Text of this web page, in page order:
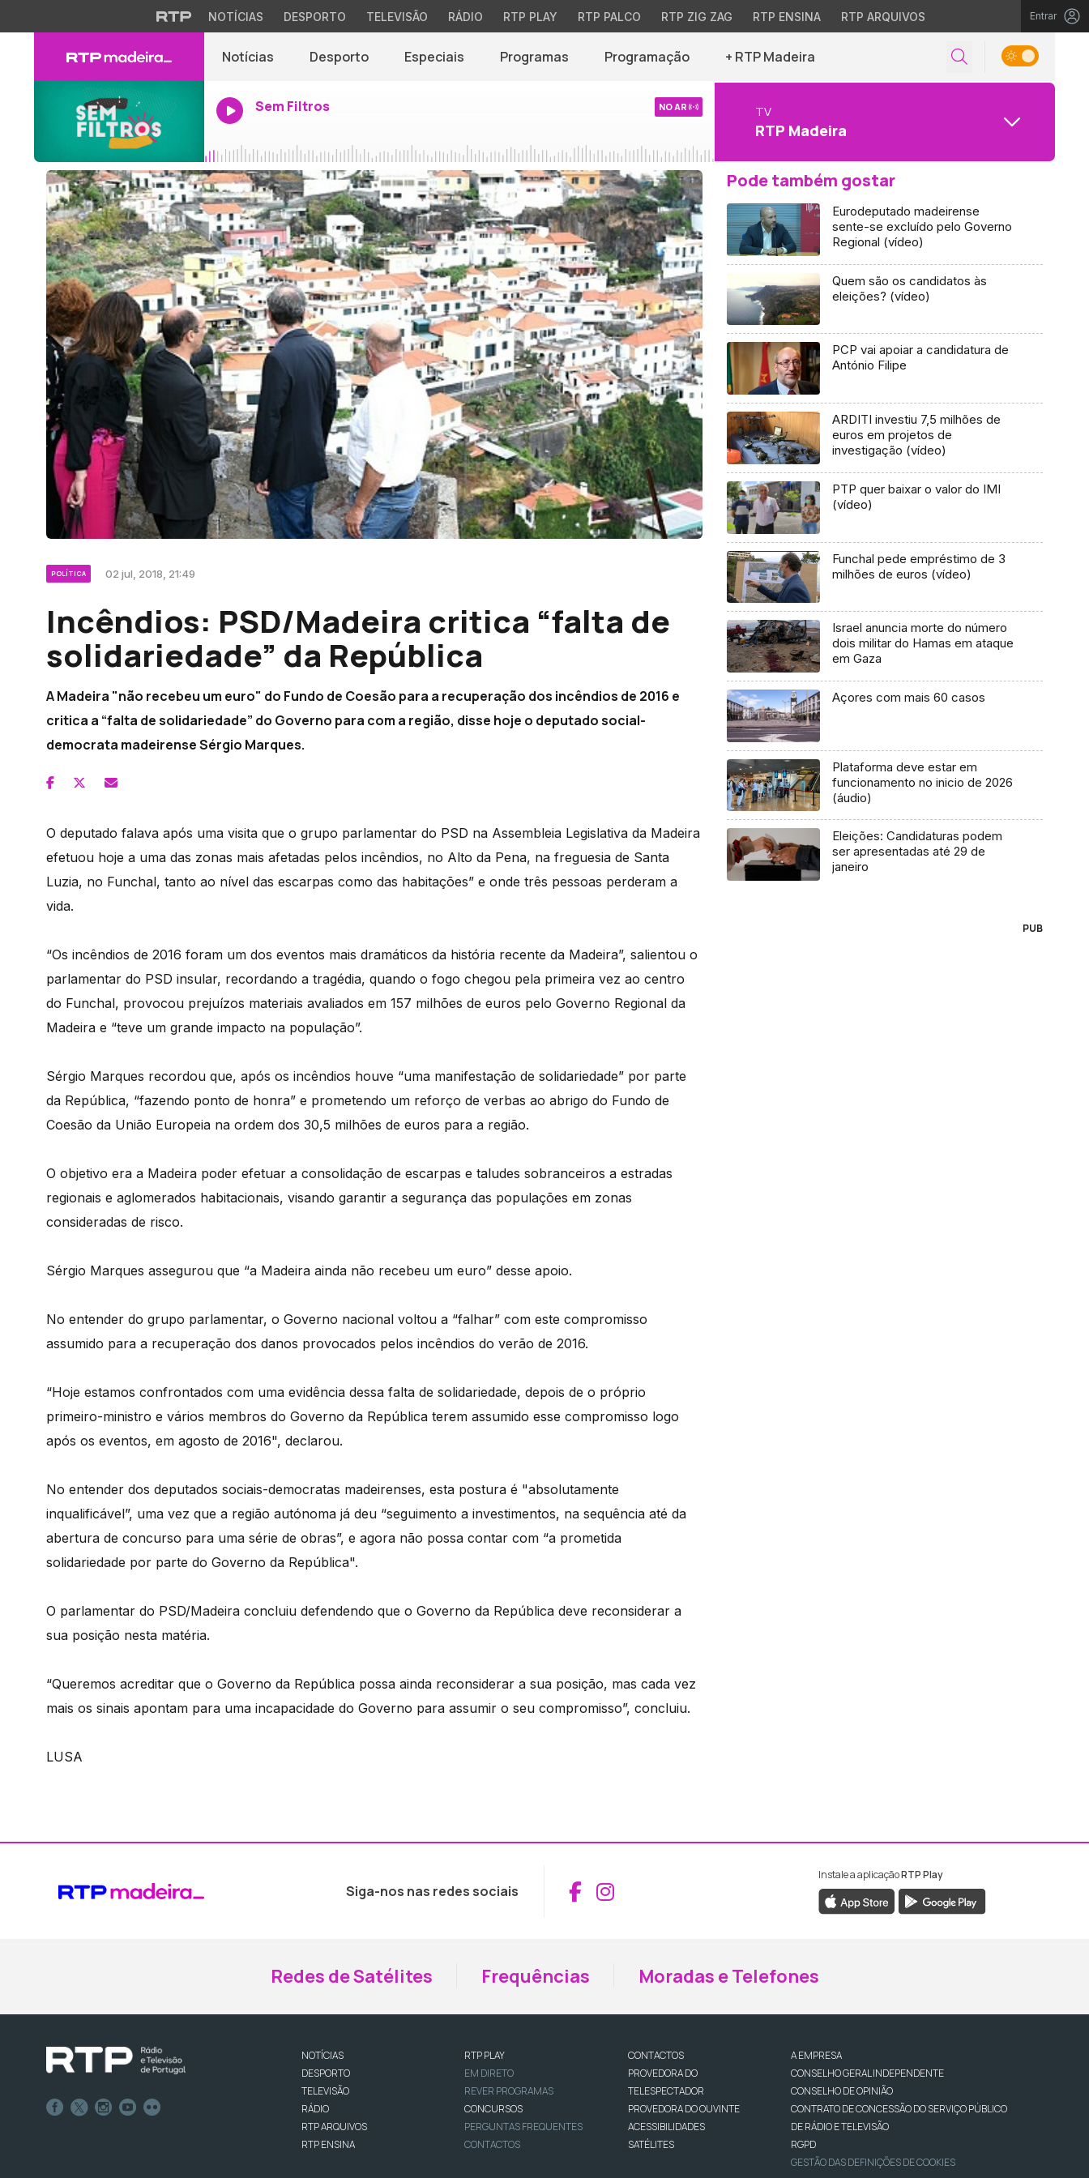
NOTÍCIAS DESPORTO TELEVISÃO RÁDIO RTP PLAY RTP PALCO RTP ZIG ZAG RTP ENSINA RTP ARQUIVOS Entrar
Notícias Desporto Especiais Programas Programação + RTP Madeira
Sem Filtros NO AR TV
RTP Madeira
POLÍTICA 02 jul, 2018, 21:49
Incêndios: PSD/Madeira critica “falta de
solidariedade” da República
A Madeira "não recebeu um euro" do Fundo de Coesão para a recuperação dos incêndios de 2016 e
critica a “falta de solidariedade” do Governo para com a região, disse hoje o deputado social-
democrata madeirense Sérgio Marques.
O deputado falava após uma visita que o grupo parlamentar do PSD na Assembleia Legislativa da Madeira
efetuou hoje a uma das zonas mais afetadas pelos incêndios, no Alto da Pena, na freguesia de Santa
Luzia, no Funchal, tanto ao nível das escarpas como das habitações” e onde três pessoas perderam a
vida.
“Os incêndios de 2016 foram um dos eventos mais dramáticos da história recente da Madeira”, salientou o
parlamentar do PSD insular, recordando a tragédia, quando o fogo chegou pela primeira vez ao centro
do Funchal, provocou prejuízos materiais avaliados em 157 milhões de euros pelo Governo Regional da
Madeira e “teve um grande impacto na população”.
Sérgio Marques recordou que, após os incêndios houve “uma manifestação de solidariedade” por parte
da República, “fazendo ponto de honra” e prometendo um reforço de verbas ao abrigo do Fundo de
Coesão da União Europeia na ordem dos 30,5 milhões de euros para a região.
O objetivo era a Madeira poder efetuar a consolidação de escarpas e taludes sobranceiros a estradas
regionais e aglomerados habitacionais, visando garantir a segurança das populações em zonas
consideradas de risco.
Sérgio Marques assegurou que “a Madeira ainda não recebeu um euro” desse apoio.
No entender do grupo parlamentar, o Governo nacional voltou a “falhar” com este compromisso
assumido para a recuperação dos danos provocados pelos incêndios do verão de 2016.
“Hoje estamos confrontados com uma evidência dessa falta de solidariedade, depois de o próprio
primeiro-ministro e vários membros do Governo da República terem assumido esse compromisso logo
após os eventos, em agosto de 2016", declarou.
No entender dos deputados sociais-democratas madeirenses, esta postura é "absolutamente
inqualificável”, uma vez que a região autónoma já deu “seguimento a investimentos, na sequência até da
abertura de concurso para uma série de obras”, e agora não possa contar com “a prometida
solidariedade por parte do Governo da República".
O parlamentar do PSD/Madeira concluiu defendendo que o Governo da República deve reconsiderar a
sua posição nesta matéria.
“Queremos acreditar que o Governo da República possa ainda reconsiderar a sua posição, mas cada vez
mais os sinais apontam para uma incapacidade do Governo para assumir o seu compromisso”, concluiu.
LUSA
Pode também gostar
Eurodeputado madeirense
sente-se excluído pelo Governo
Regional (vídeo)
Quem são os candidatos às
eleições? (vídeo)
PCP vai apoiar a candidatura de
António Filipe
ARDITI investiu 7,5 milhões de
euros em projetos de
investigação (vídeo)
PTP quer baixar o valor do IMI
(vídeo)
Funchal pede empréstimo de 3
milhões de euros (vídeo)
Israel anuncia morte do número
dois militar do Hamas em ataque
em Gaza
Açores com mais 60 casos
Plataforma deve estar em
funcionamento no inicio de 2026
(áudio)
Eleições: Candidaturas podem
ser apresentadas até 29 de
janeiro
PUB
Siga-nos nas redes sociais Aceder ao Facebook da RTP Madeira
Aceder ao Instagram da RTP Madeira
Instale a aplicaçãoRTP Play
Redes de Satélites Frequências Moradas e Telefones
NOTÍCIAS
DESPORTO
TELEVISÃO
RÁDIO
RTP ARQUIVOS
RTP ENSINA
RTP PLAY
EM DIRETO
REVER PROGRAMAS
CONCURSOS
PERGUNTAS FREQUENTES
CONTACTOS
CONTACTOS
PROVEDORA DO
TELESPECTADOR
PROVEDORA DO OUVINTE
ACESSIBILIDADES
SATÉLITES
A EMPRESA
CONSELHO GERAL INDEPENDENTE
CONSELHO DE OPINIÃO
CONTRATO DE CONCESSÃO DO SERVIÇO PÚBLICO
DE RÁDIO E TELEVISÃO
RGPD
GESTÃO DAS DEFINIÇÕES DE COOKIES